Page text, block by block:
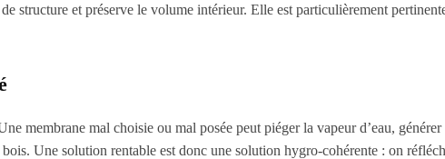
structure et préserve le volume intérieur. Elle est particulièrement
membrane mal choisie ou mal posée peut piéger la vapeur d’eau, générer
Une solution rentable est donc une solution hygro-cohérente : on